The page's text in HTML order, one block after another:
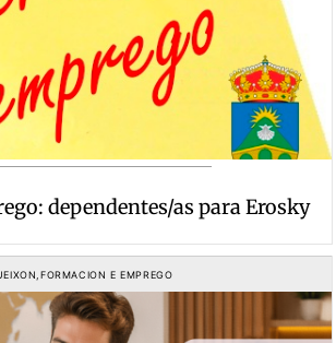
dependentes/as para Erosky
,FORMACION E EMPREGO